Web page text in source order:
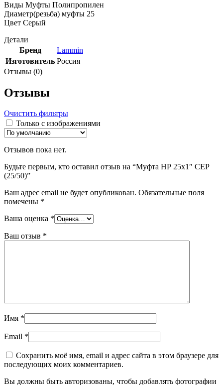
Виды Муфты Полипропилен
Диаметр(резьба) муфты 25
Цвет Серый
Детали
Бренд
Lammin
Изготовитель Россия
Отзывы (0)
Отзывы
Очистить фильтры
Только с изображениями
Отзывов пока нет.
Будьте первым, кто оставил отзыв на “Муфта НР 25х1″ СЕР
(25/50)”
Ваш адрес email не будет опубликован. Обязательные поля
помечены *
Ваша оценка *
Ваш отзыв *
Имя *
Email *
Сохранить моё имя, email и адрес сайта в этом браузере для
последующих моих комментариев.
Вы должны быть авторизованы, чтобы добавлять фотографии